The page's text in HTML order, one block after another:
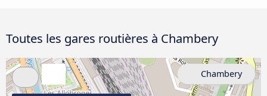
Toutes les gares routières à Chambery
Chambery